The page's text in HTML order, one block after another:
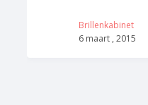
Brillenkabinet
6 maart , 2015